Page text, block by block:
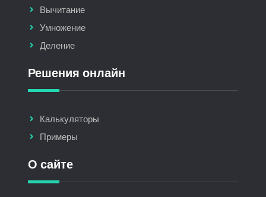
Вычитание
Умножение
Деление
Решения онлайн
Калькуляторы
Примеры
О сайте